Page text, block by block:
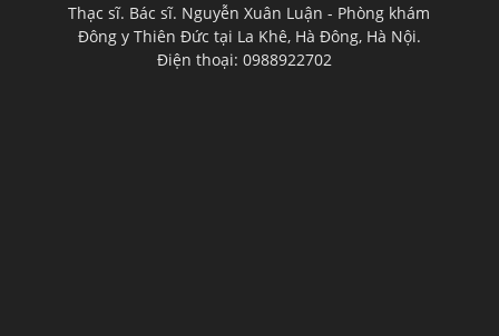
Thạc sĩ. Bác sĩ. Nguyễn Xuân Luận - Phòng khám
Đông y Thiên Đức tại La Khê, Hà Đông, Hà Nội.
Điện thoại: 0988922702